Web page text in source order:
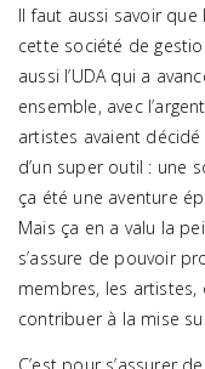
Il faut aussi savoir
cette société de
aussi l’UDA qui a
ensemble, avec
artistes avaient
d’un super outil : une
ça été une aventure
Mais ça en a valu la
s’assure de pouvoir
membres, les artistes,
contribuer à la mise